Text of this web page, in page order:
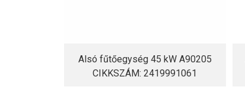
Alsó fűtőegység 45 kW A90205
CIKKSZÁM: 2419991061